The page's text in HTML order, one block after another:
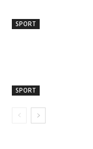
SPORT
SPORT